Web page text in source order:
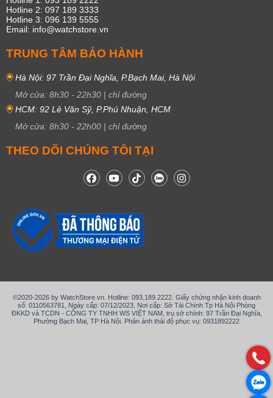
Hotline 2: 097 189 3333
Hotline 3: 096 139 5555
Email: info@watchstore.vn
TRUNG TÂM BẢO HÀNH
Hà Nội: 97 Trần Đại Nghĩa, P.Bạch Mai, Hà Nội
Mở cửa: 8h30 - 22h30 | chỉ đường
HCM: 92 Lê Văn Sỹ, P.Phú Nhuận, HCM
Mở cửa: 8h30 - 22h00 | chỉ đường
THEO DÕI CHÚNG TÔI TẠI
©2020-2026 by WatchStore.vn. Hotline: 093.189.2222. Giấy chứng nhận kinh doanh
số: 0110563781, Ngày cấp: 07/12/2023, Nơi cấp: Sở Tài Chính Tp Hà Nội Phòng
ĐKKD và TCDN - CÔNG TY TNHH WS VIỆT NAM, trụ sở chính: 97 Trần Đại Nghĩa,
Phường Bạch Mai, TP Hà Nội. Phản ánh thái độ phục vụ: 0931892222